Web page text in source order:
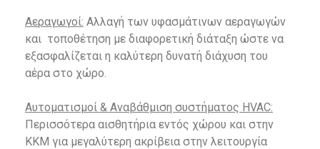
Αεραγωγοί: Αλλαγή των υφασμάτινων αεραγωγών
και τοποθέτηση με διαφορετική διάταξη ώστε να
εξασφαλίζεται η καλύτερη δυνατή διάχυση του
αέρα στο χώρο.
Αυτοματισμοί & Αναβάθμιση συστήματος HVAC:
Περισσότερα αισθητήρια εντός χώρου και στην
ΚΚΜ για μεγαλύτερη ακρίβεια στην λειτουργία